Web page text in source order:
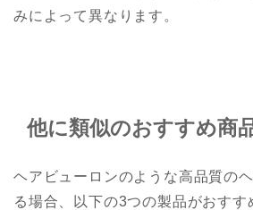
みによって異なります。
他に類似のおすすめ商
ヘアビューロンのような高品質の
る場合、以下の3つの製品がおすす